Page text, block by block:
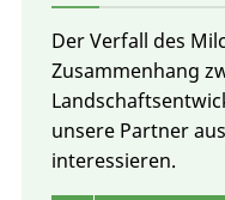
Der Verfall des
Zusammenhang
unsere Partner
interessieren.